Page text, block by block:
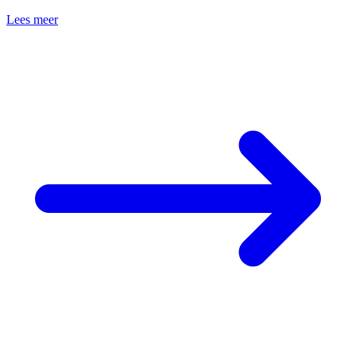
Lees meer